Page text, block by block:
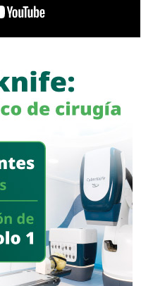
de comunicación.
la facilidad con la que
manipulados o sin
de los periodistas
éticos y apegarse a la
garantías
debe ser que
haga responsable de ella
por la senadora es clara:
también periodistas que